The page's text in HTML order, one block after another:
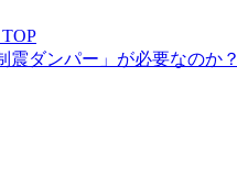
震ダンパー」が必要なのか？